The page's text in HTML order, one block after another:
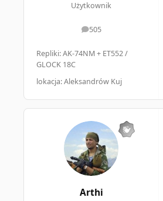
Użytkownik
505
odpowiedzi
Repliki: AK-74NM + ET552 /
GLOCK 18C
lokacja: Aleksandrów Kuj
Arthi